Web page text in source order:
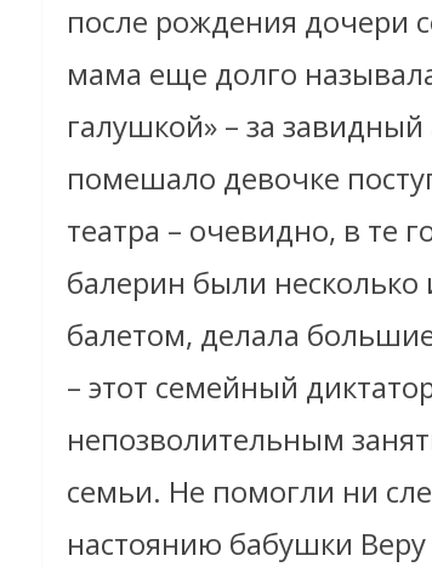
после рождения дочери
мама еще долго
галушкой» – за
помешало девочке
театра – очевидно, в те
балерин были
балетом, делала
– этот семейный
непозволительным
семьи. Не помогли ни
настоянию бабушки